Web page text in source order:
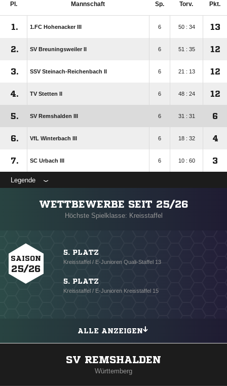
Pl. Mannschaft Sp. Torv. Pkt.
1. 1.FC Hohenacker III 6 50 : 34 13
2. SV Breuningsweiler II 6 51 : 35 12
3. SSV Steinach-Reichenbach II 6 21 : 13 12
4. TV Stetten II 6 48 : 24 12
5. SV Remshalden III 6 31 : 31 6
6. VfL Winterbach III 6 18 : 32 4
7. SC Urbach III 6 10 : 60 3
Legende
WETTBEWERBE SEIT 25/26
Höchste Spielklasse: Kreisstaffel
SAISON
25/26
5. PLATZ
Kreisstaffel / E-Junioren Quali-Staffel 13
5. PLATZ
Kreisstaffel / E-Junioren Kreisstaffel 15
ALLE ANZEIGEN
SV REMSHALDEN
Württemberg